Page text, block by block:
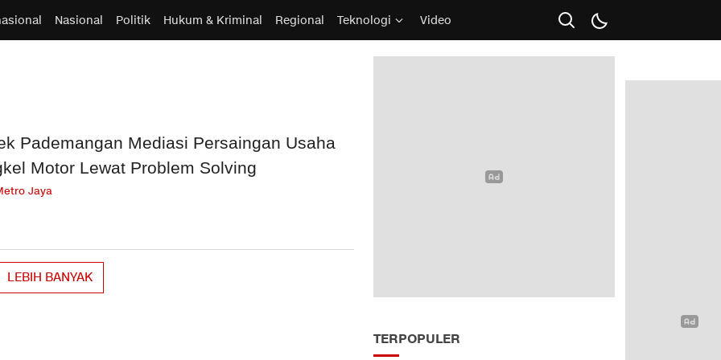
Nasional Politik Hukum & Kriminal Regional Teknologi Video
Pademangan Mediasi Persaingan Usaha
Motor Lewat Problem Solving
Jaya
LEBIH BANYAK
TERPOPULER